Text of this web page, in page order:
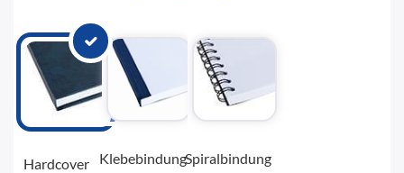
Hardcover KlebebindungSpiralbindung